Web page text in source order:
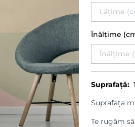
Înălțime
Suprafață:
Suprafața
Te rugăm